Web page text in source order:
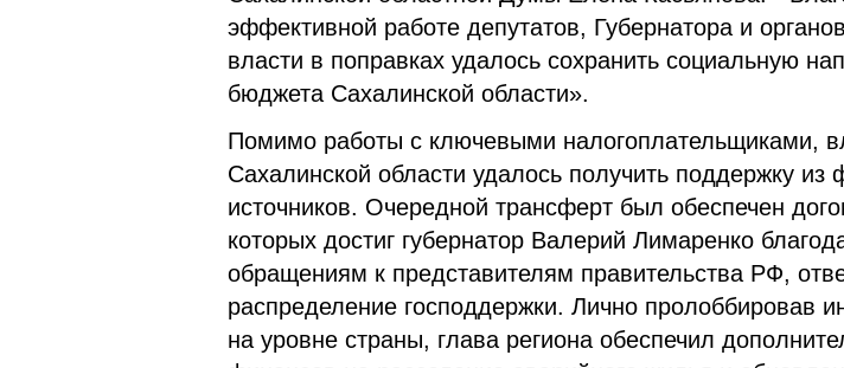
эффективной работе депутатов, Губернатора и
власти в поправках удалось сохранить социальную
бюджета Сахалинской области».
Помимо работы с ключевыми налогоплательщиками,
Сахалинской области удалось получить поддержку из
источников. Очередной трансферт был обеспечен
которых достиг губернатор Валерий Лимаренко
обращениям к представителям правительства РФ,
распределение господдержки. Лично пролоббировав
на уровне страны, глава региона обеспечил